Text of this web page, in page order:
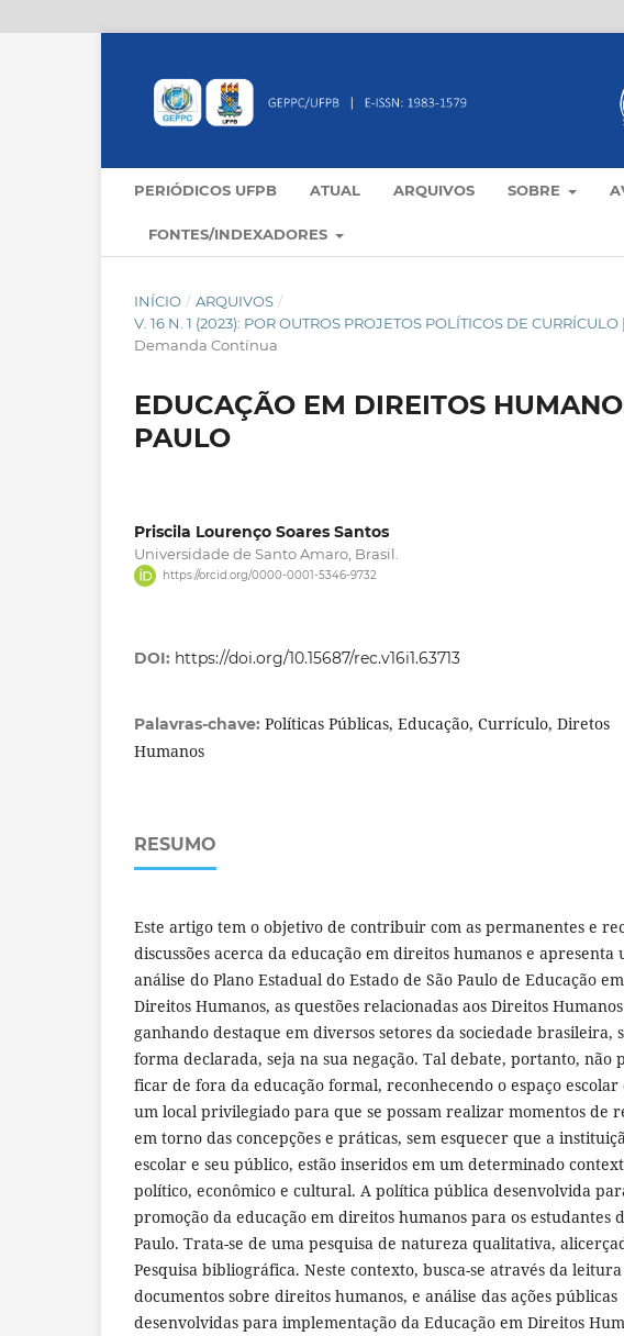
PERIÓDICOS UFPB ATUAL ARQUIVOS SOBRE
FONTES/INDEXADORES
INÍCIO / ARQUIVOS /
V. 16 N. 1 (2023): POR OUTROS PROJETOS POLÍTICOS DE
Demanda Contínua
EDUCAÇÃO EM DIREITOS
PAULO
Priscila Lourenço Soares Santos
Universidade de Santo Amaro, Brasil.
https://orcid.org/0000-0001-5346-9732
DOI: https://doi.org/10.15687/rec.v16i1.63713
Palavras-chave: Políticas Públicas, Educação, Currículo, Diretos
Humanos
RESUMO
Este artigo tem o objetivo de contribuir com as permanentes e
discussões acerca da educação em direitos humanos e apresenta
análise do Plano Estadual do Estado de São Paulo de Educação em
Direitos Humanos, as questões relacionadas aos Direitos
ganhando destaque em diversos setores da sociedade brasileira,
forma declarada, seja na sua negação. Tal debate, portanto, não
ficar de fora da educação formal, reconhecendo o espaço escolar
um local privilegiado para que se possam realizar momentos de
em torno das concepções e práticas, sem esquecer que a
escolar e seu público, estão inseridos em um determinado
político, econômico e cultural. A política pública desenvolvida
promoção da educação em direitos humanos para os estudantes
Paulo. Trata-se de uma pesquisa de natureza qualitativa,
Pesquisa bibliográfica. Neste contexto, busca-se através da
documentos sobre direitos humanos, e análise das ações públicas
desenvolvidas para implementação da Educação em Direitos